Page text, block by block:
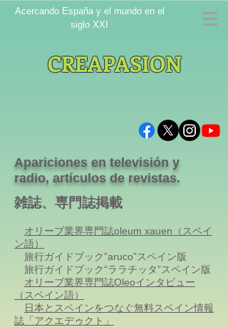
Acercando España y el mundo en el
siglo XXI
CREAPASION
Apariciones en televisión y
radio, artículos de revistas.
雑誌、専門誌掲載
オリーブ業界専門誌oleum xauen（スペイ
ン語）
旅行ガイドブック”aruco”スペイン版
旅行ガイドブック“ララチッタ”スペイン版
オリーブ業界専門誌Oleoインタビュー
（スペイン語）
日本とスペインをつなぐ無料スペイン情報
誌「アクエデゥクト」